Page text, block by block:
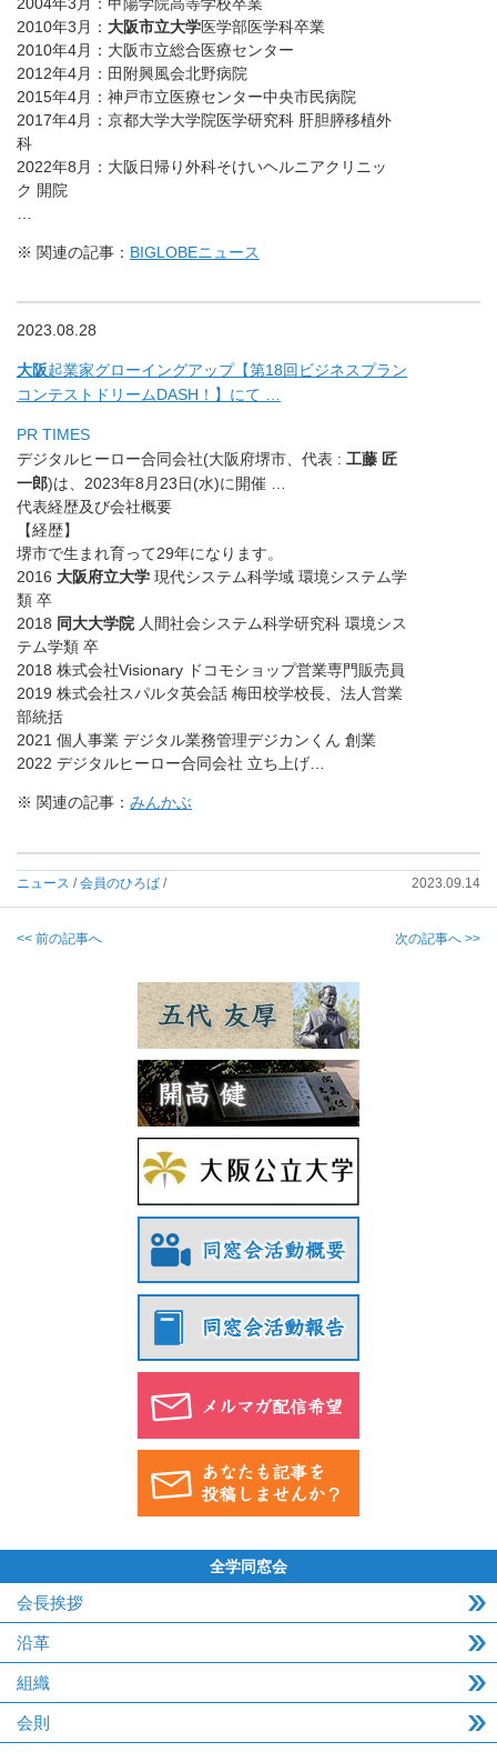
2010年3月： 大阪市立大学医学部医学科卒業
2010年4月：大阪市立総合医療センター
2012年4月：田附興風会北野病院
2015年4月：神戸市立医療センター中央市民病院
2017年4月：京都大学大学院医学研究科 肝胆膵移植外
科
2022年8月：大阪日帰り外科そけいヘルニアクリニッ
ク 開院
※ 関連の記事： BIGLOBEニュース
2023.08.28
大阪起業家グローイングアップ【第18回ビジネスプラン
コンテストドリームDASH！】にて …
PR TIMES
デジタルヒーロー合同会社(大阪府堺市、代表 : 工藤 匠
一郎)は、2023年8月23日(水)に開催 …
代表経歴及び会社概要
【経歴】
堺市で生まれ育って29年になります。
2016 大阪府立大学 現代システム科学域 環境システム学
類 卒
2018 同大大学院 人間社会システム科学研究科 環境シス
テム学類 卒
2018 株式会社Visionary ドコモショップ営業専門販売員
2019 株式会社スパルタ英会話 梅田校学校長、法人営業
部統括
2021 個人事業 デジタル業務管理デジカンくん 創業
2022 デジタルヒーロー合同会社 立ち上げ…
※ 関連の記事： みんかぶ
ニュース /会員のひろば / 2023.09.14
<< 前の記事へ 次の記事へ >>
全学同窓会
会長挨拶
沿革
組織
会則